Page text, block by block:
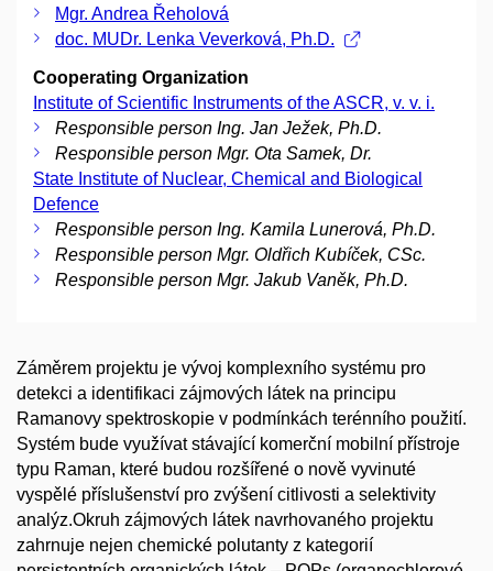
Mgr. Andrea Řeholová
doc. MUDr. Lenka Veverková, Ph.D.
Cooperating Organization
Institute of Scientific Instruments of the ASCR, v. v. i.
Responsible person Ing. Jan Ježek, Ph.D.
Responsible person Mgr. Ota Samek, Dr.
State Institute of Nuclear, Chemical and Biological
Defence
Responsible person Ing. Kamila Lunerová, Ph.D.
Responsible person Mgr. Oldřich Kubíček, CSc.
Responsible person Mgr. Jakub Vaněk, Ph.D.
Záměrem projektu je vývoj komplexního systému pro
detekci a identifikaci zájmových látek na principu
Ramanovy spektroskopie v podmínkách terénního použití.
Systém bude využívat stávající komerční mobilní přístroje
typu Raman, které budou rozšířené o nově vyvinuté
vyspělé příslušenství pro zvýšení citlivosti a selektivity
analýz.Okruh zájmových látek navrhovaného projektu
zahrnuje nejen chemické polutanty z kategorií